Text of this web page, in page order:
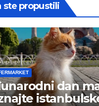
ste propustili
dan